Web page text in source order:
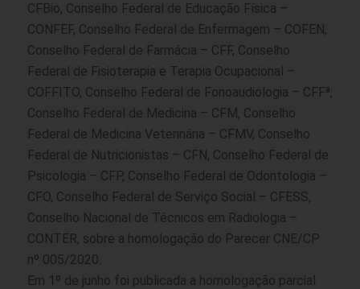
CFBio, Conselho Federal de Educação Física –
CONFEF, Conselho Federal de Enfermagem – COFEN,
Conselho Federal de Farmácia – CFF, Conselho
Federal de Fisioterapia e Terapia Ocupacional –
COFFITO, Conselho Federal de Fonoaudiologia – CFFª,
Conselho Federal de Medicina – CFM, Conselho
Federal de Medicina Veterinária – CFMV, Conselho
Federal de Nutricionistas – CFN, Conselho Federal de
Psicologia – CFP, Conselho Federal de Odontologia –
CFO, Conselho Federal de Serviço Social – CFESS,
Conselho Nacional de Técnicos em Radiologia –
CONTER, sobre a homologação do Parecer CNE/CP
nº 005/2020.
Em 1º de junho foi publicada a homologação parcial